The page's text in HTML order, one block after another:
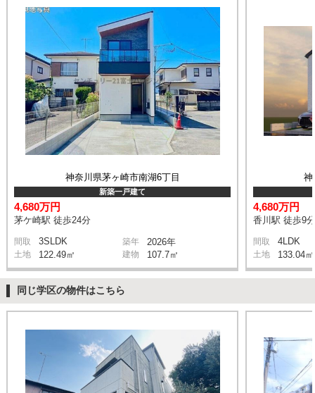
神奈川県茅ヶ崎市南湖6丁目
新築一戸建て
4,680万円
茅ケ崎駅 徒歩24分
間取 3SLDK 築年 2026年
土地 122.49㎡ 建物 107.7㎡
神
4,680万円
香川駅 徒歩9分
間取 4LDK
土地 133.04㎡
同じ学区の物件はこちら